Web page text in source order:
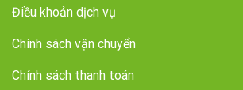
Điều khoản dịch vụ
Chính sách vận chuyển
Chính sách thanh toán